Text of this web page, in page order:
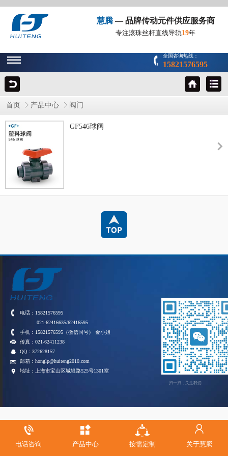
慧腾— 品牌传动元件供应服务商
专注滚珠丝杆直线导轨19年
全国咨询热线：
15821576595
首页 产品中心 阀门
GF546球阀
电话：15821576595
021-62416635/62416595
手机：15821576595（微信同号） 金小姐
传真：021-62411238
QQ：372628157
邮箱：honglp@huiteng2010.com
地址：上海市宝山区城银路525号1301室
扫一扫，关注我们
电话咨询 产品中心 按需定制 关于慧腾